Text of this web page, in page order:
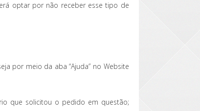
optar por não receber esse tipo de
por meio da aba “Ajuda” no Website
que solicitou o pedido em questão;